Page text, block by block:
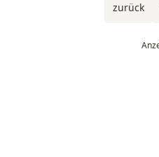
zurück